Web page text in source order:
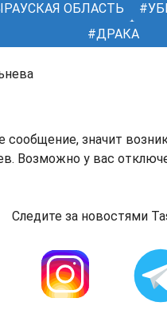
ОБЛАСТЬ
ДРАКА
сообщение, значит
Возможно у вас
Следите за новостями